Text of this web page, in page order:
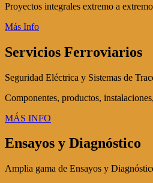
Proyectos integrales extremo a
Más Info
Servicios Ferroviarios
Seguridad Eléctrica y Sistemas de
Componentes, productos,
MÁS INFO
Ensayos y Diagnóstico
Amplia gama de Ensayos y